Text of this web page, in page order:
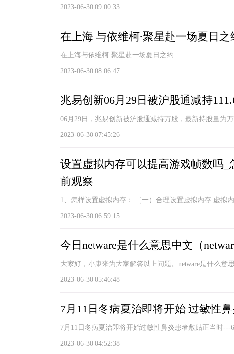
2023-06-30 09:00:33
在上海 与依维柯·聚星赴一场夏日之
在上海与依维柯·聚星赴一场夏日之约
2023-06-30 08:06:47
兆易创新06月29日被沪股通减持
06月29日，兆易创新被沪股通减持万股，最新持股量为
2023-06-30 07:45:26
设置虚拟内存可以提高游戏帧数吗
前观察
1、怎样设置虚拟内存： （一）合理设置虚拟内存 虚拟
2023-06-30 06:59:15
今日netware是什么意思中文（
大家好，小康来为大家解答以上问题。netware是什么意
2023-06-30 05:46:48
7月11日冬病夏治即将开始 过敏性
7月11日冬病夏治即将开始过敏性鼻炎患者敷贴正当时---
2023-06-30 04:52:38